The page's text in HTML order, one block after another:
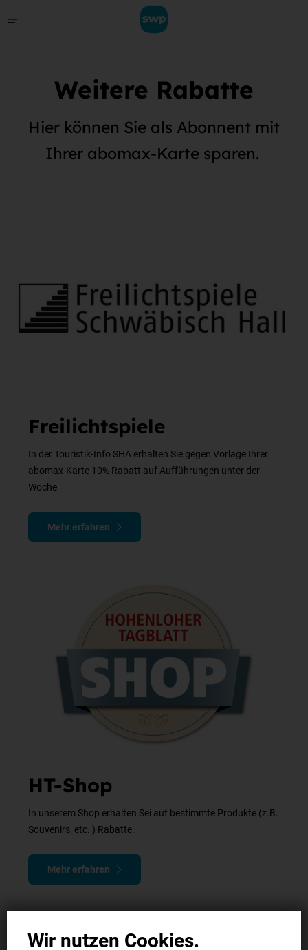
Weitere Rabatte
Hier können Sie als Abonnent mit
Ihrer abomax-Karte sparen.
Freilichtspiele
In der Touristik-Info SHA erhalten Sie gegen Vorlage Ihrer
abomax-Karte 10% Rabatt auf Aufführungen unter der
Woche
Mehr erfahren
HT-Shop
In unserem Shop erhalten Sei auf bestimmte Produkte (z.B.
Souvenirs, etc. ) Rabatte.
Mehr erfahren
Wir nutzen Cookies.